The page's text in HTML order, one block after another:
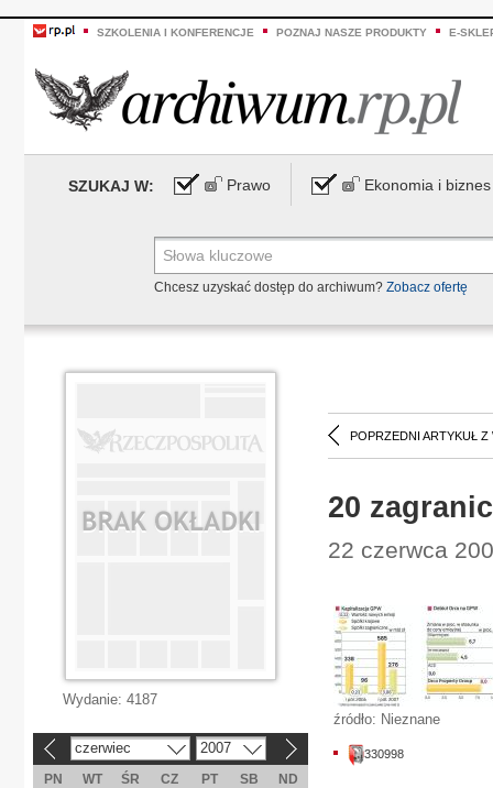
SZKOLENIA I KONFERENCJE POZNAJ NASZE PRODUKTY E-
SZUKAJ W: Prawo Ekonomia i biznes
Chcesz uzyskać dostęp do archiwum? Zobacz ofertę
POPRZEDNI ARTYKUŁ Z
20
22 czerwca
źródło: Nieznane
330998
Wydanie: 4187
czerwiec 2007
PN WT ŚR CZ PT SB
ND